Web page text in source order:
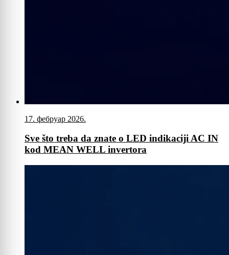
17. фебруар 2026.
Sve što treba da znate o LED indikaciji AC IN
kod MEAN WELL invertora